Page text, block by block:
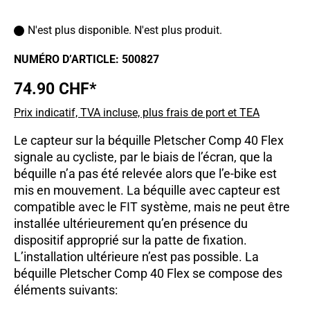
N'est plus disponible. N'est plus produit.
NUMÉRO D’ARTICLE: 500827
74.90 CHF*
Prix indicatif, TVA incluse, plus frais de port et TEA
Le capteur sur la béquille Pletscher Comp 40 Flex
signale au cycliste, par le biais de l’écran, que la
béquille n’a pas été relevée alors que l’e-bike est
mis en mouvement. La béquille avec capteur est
compatible avec le FIT système, mais ne peut être
installée ultérieurement qu’en présence du
dispositif approprié sur la patte de fixation.
L’installation ultérieure n’est pas possible. La
béquille Pletscher Comp 40 Flex se compose des
éléments suivants: